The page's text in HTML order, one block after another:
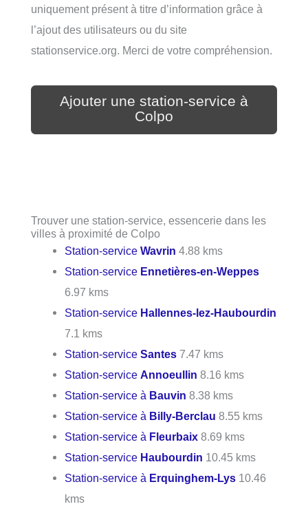
uniquement présent à titre d’information grâce à
l’ajout des utilisateurs ou du site
stationservice.org. Merci de votre compréhension.
Ajouter une station-service à
Colpo
Trouver une station-service, essencerie dans les
villes à proximité de Colpo
Station-serviceWavrin 4.88 kms
Station-service Ennetières-en-Weppes
6.97 kms
Station-service Hallennes-lez-Haubourdin
7.1 kms
Station-serviceSantes 7.47 kms
Station-serviceAnnoeullin 8.16 kms
Station-service à Bauvin 8.38 kms
Station-service à Billy-Berclau 8.55 kms
Station-service à Fleurbaix 8.69 kms
Station-service Haubourdin 10.45 kms
Station-service à Erquinghem-Lys 10.46
kms